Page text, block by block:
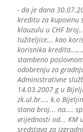
- da je dana
kreditu za kupovinu
klauzulu u CHF
tužiteljice... kao
korisnika
stambeno
odobrenju za
Administrativne
14.03.2007 g u
zk.ul.br.... k.o
stana broj... na....
vrijednosti od... KM
sredstava za